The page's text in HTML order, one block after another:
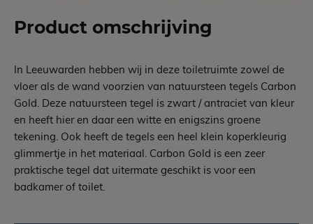
Product omschrijving
In Leeuwarden hebben wij in deze toiletruimte zowel de
vloer als de wand voorzien van natuursteen tegels Carbon
Gold. Deze natuursteen tegel is zwart / antraciet van kleur
en heeft hier en daar een witte en enigszins groene
tekening. Ook heeft de tegels een heel klein koperkleurig
glimmertje in het materiaal. Carbon Gold is een zeer
praktische tegel dat uitermate geschikt is voor een
badkamer of toilet.